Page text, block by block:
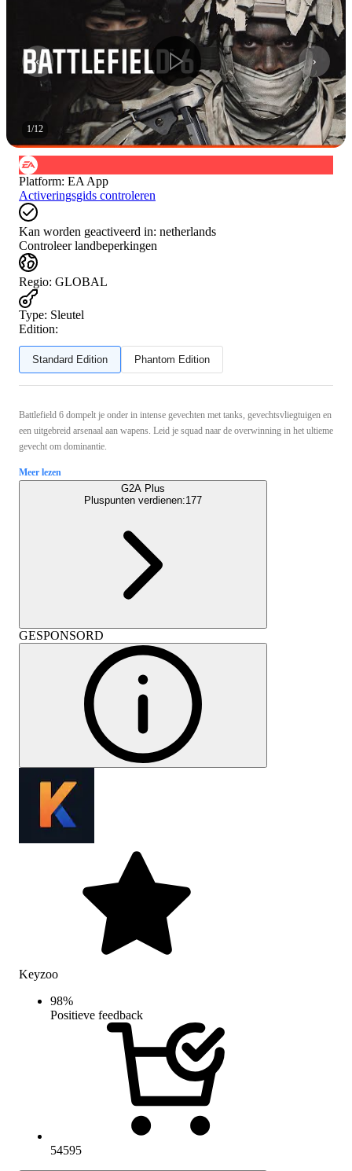
1/12
Platform: EA App
Activeringsgids controleren
Kan worden geactiveerd in: netherlands
Controleer landbeperkingen
Regio: GLOBAL
Type: Sleutel
Edition:
Standard Edition Phantom Edition
Battlefield 6 dompelt je onder in intense gevechten met tanks, gevechtsvliegtuigen en
een uitgebreid arsenaal aan wapens. Leid je squad naar de overwinning in het ultieme
gevecht om dominantie.
Meer lezen
G2A Plus
Pluspunten verdienen:177
GESPONSORD
Keyzoo
98%
Positieve feedback
54595